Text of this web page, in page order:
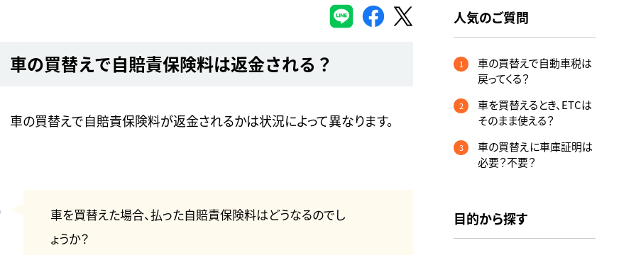
車の買替えで自賠責保険料は返金される？
車の買替えで自賠責保険料が返金されるかは状況によって異なります。
車を買替えた場合、払った自賠責保険料はどうなるのでし
ょうか？
人気のご質問
1
車の買替えで自動車税は
戻ってくる？
2
車を買替えるとき、ETCは
そのまま使える？
3
車の買替えに車庫証明は
必要？不要？
目的から探す